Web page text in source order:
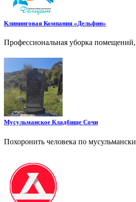
Клининговая Компания «Дельфин»
Профессиональная уборка
Мусульманское Кладбище Сочи
Похоронить человека по